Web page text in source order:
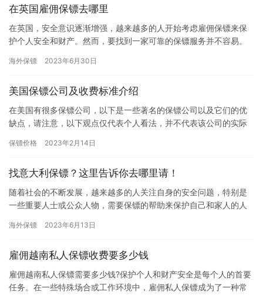
在英国雇佣保镖去哪里
在英国，安全意识逐渐增强，越来越多的人开始考虑雇佣保镖来保
护个人安全和财产。然而，要找到一家可靠的保镖服务并不容易。
过互…
海外保镖 2023年6月30日
美国保镖公司及收费标准介绍
在美国有很多保镖公司，以下是一些著名的保镖公司以及它们的优
缺点，请注意，以下观点仅代表个人看法，并不代表该公司的实际
的背景…
保镖价格 2023年2月14日
找意大利保镖？这里告诉你去哪里请！
随着社会的不断发展，越来越多的人关注自身的安全问题，特别是
一些重要人士或公众人物，需要保镖的帮助来保护自己和家人的人
安公司…
海外保镖 2023年6月13日
雇佣越南私人保镖收费要多少钱
雇佣越南私人保镖需要多少钱?保护个人和财产安全是每个人的首要
任务。在一些特殊场合或工作环境中，雇佣私人保镖成为了一种常